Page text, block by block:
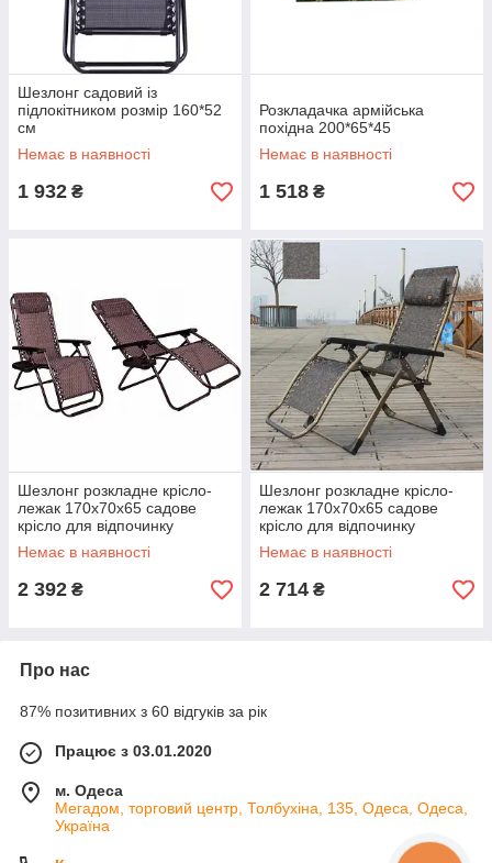
Шезлонг садовий із
підлокітником розмір 160*52
см
Немає в наявності
1 932 ₴
Розкладачка армійська
похідна 200*65*45
Немає в наявності
1 518 ₴
Шезлонг розкладне крісло-
лежак 170х70х65 садове
крісло для відпочинку
кемпинговое
Немає в наявності
2 392 ₴
Шезлонг розкладне крісло-
лежак 170х70х65 садове
крісло для відпочинку
кемпингове темно-коричневе
Немає в наявності
2 714 ₴
Про нас
87% позитивних з 60 відгуків за рік
Працює з 03.01.2020
м. Одеса
Мегадом, торговий центр, Толбухіна, 135, Одеса, Одеса,
Україна